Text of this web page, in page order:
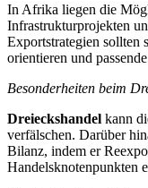
In Afrika liegen die
Infrastrukturprojekten
Exportstrategien sollten
orientieren und
Besonderheiten beim
Dreieckshandel kann
verfälschen. Darüber
Bilanz, indem er
Handelsknotenpunkten